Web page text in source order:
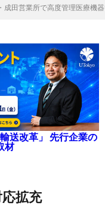
成田営業所で高度管理医療機
送改革」 先行企業の
材
応拡充